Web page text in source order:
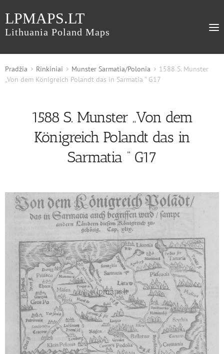
LPMAPS.LT
Lithuania Poland Maps
Pradžia Rinkiniai Munster Sarmatia/Polonia
1588 S. Munster
„Von dem Königreich Polandt das in Sarmatia ” G17
1588 S. Munster „Von dem
Königreich Polandt das in
Sarmatia ” G17